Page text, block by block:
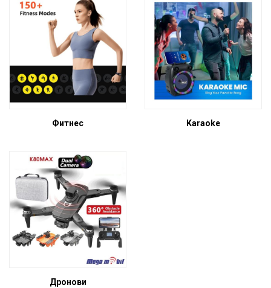
Фитнес Karaoke
Дронови